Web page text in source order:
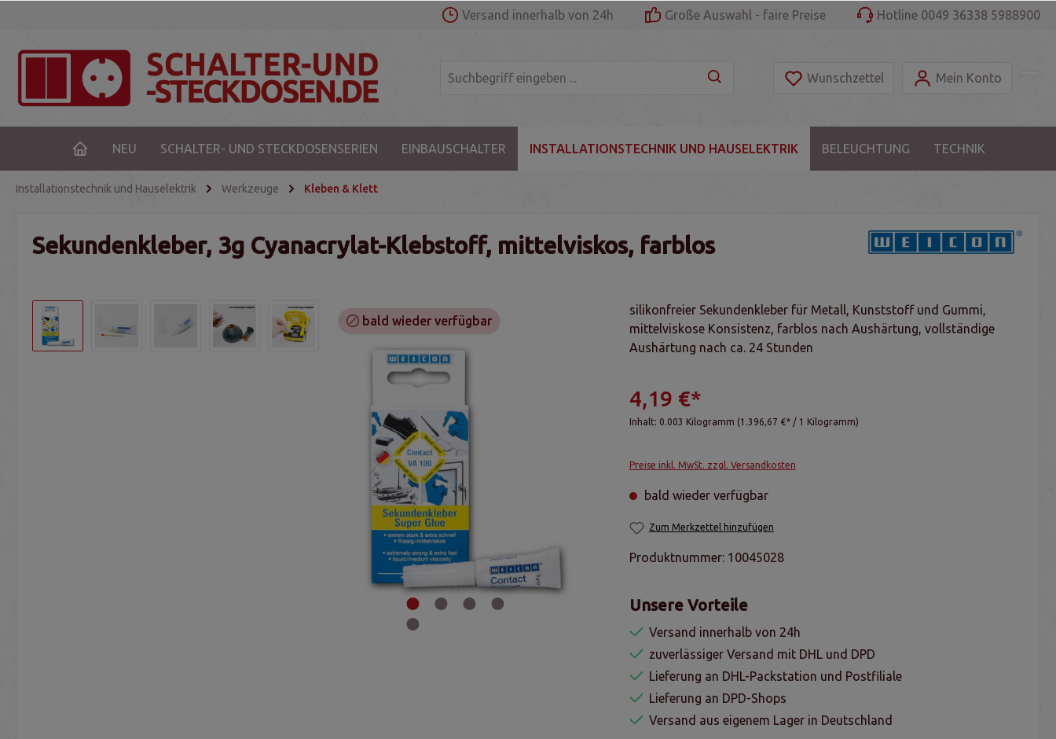
Versand innerhalb von 24h Große Auswahl - faire Preise Hotline 0049 36338 5988900
Wunschzettel Mein Konto
NEU SCHALTER- UND STECKDOSENSERIEN EINBAUSCHALTER INSTALLATIONSTECHNIK UND HAUSELEKTRIK BELEUCHTUNG TECHNIK
Installationstechnik und Hauselektrik Werkzeuge Kleben & Klett
Sekundenkleber, 3g Cyanacrylat-Klebstoff, mittelviskos, farblos
bald wieder verfügbar
silikonfreier Sekundenkleber für Metall, Kunststoff und Gummi,
mittelviskose Konsistenz, farblos nach Aushärtung, vollständige
Aushärtung nach ca. 24 Stunden
4,19 €*
Inhalt: 0.003 Kilogramm (1.396,67 €* / 1 Kilogramm)
Preise inkl. MwSt. zzgl. Versandkosten
bald wieder verfügbar
Zum Merkzettel hinzufügen
Produktnummer: 10045028
Unsere Vorteile
Versand innerhalb von 24h
zuverlässiger Versand mit DHL und DPD
Lieferung an DHL-Packstation und Postfiliale
Lieferung an DPD-Shops
Versand aus eigenem Lager in Deutschland